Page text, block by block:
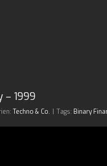
– 1999
Techno & Co. Tags: Binary